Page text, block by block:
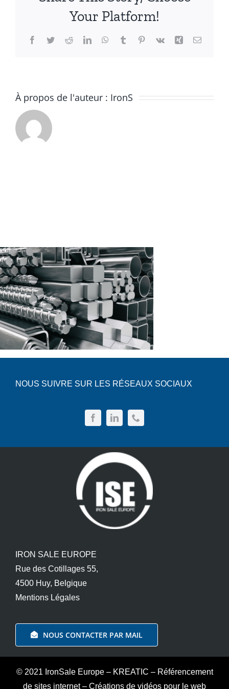
Your Platform!
Facebook
TwitterRedditLinkedInWhatsApp
TumblrPinterest
Vk Xing Email
À propos de l'auteur : IronS
NOUS SUIVRE SUR LES RÉSEAUX SOCIAUX
IRON SALE EUROPE
Rue des Cotillages 55,
4500 Huy, Belgique
Mentions Légales
NOUS CONTACTER PAR MAIL
© 2021 IronSale Europe– KREATIC – Référencement
de sites internet– Créations de vidéos pour le web